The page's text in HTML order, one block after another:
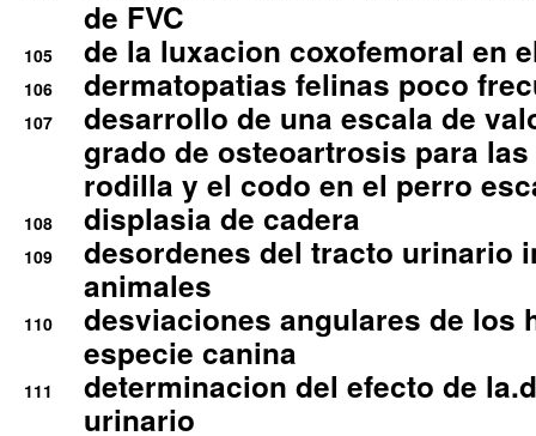
de FVC
105 de la luxacion coxofemoral en
106 dermatopatias felinas poco
107
desarrollo de una escala de
grado de osteoartrosis para
rodilla y el codo en el perro
108 displasia de cadera
109
desordenes del tracto urinario
animales
110
desviaciones angulares de los
especie canina
111
determinacion del efecto de
urinario